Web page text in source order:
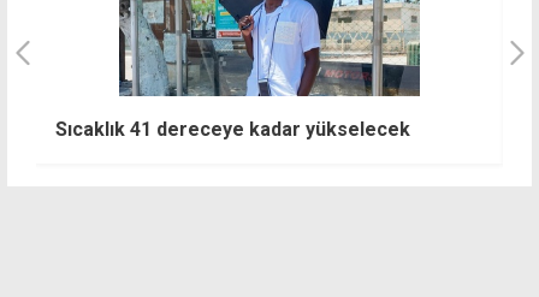
Sıcaklık 41 dereceye kadar yükselecek